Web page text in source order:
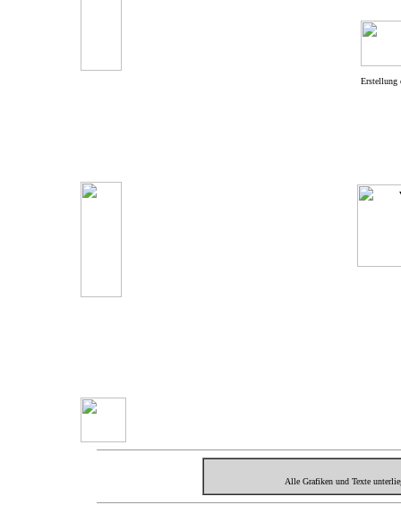
Erstellung
Alle Grafiken und Texte